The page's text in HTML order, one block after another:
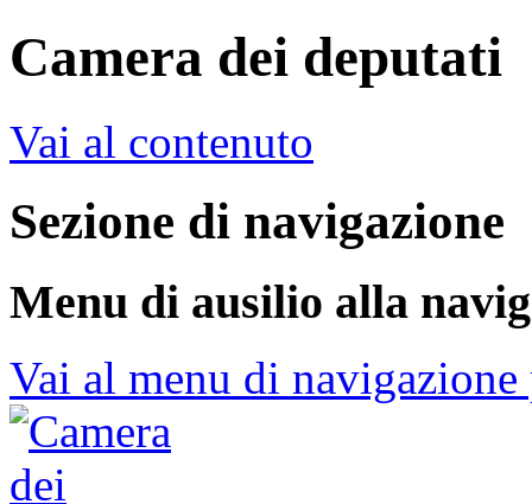
Camera dei deputati
Vai al contenuto
Sezione di navigazione
Menu di ausilio alla
Vai al menu di